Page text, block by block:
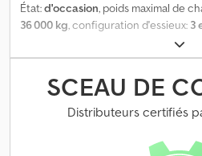
État:d'occasion, poids maximal de
36 000 kg, configuration d'essieux: 3
, Année de
Équipement:ABS,
SCEAU DE
Distributeurs certifiés